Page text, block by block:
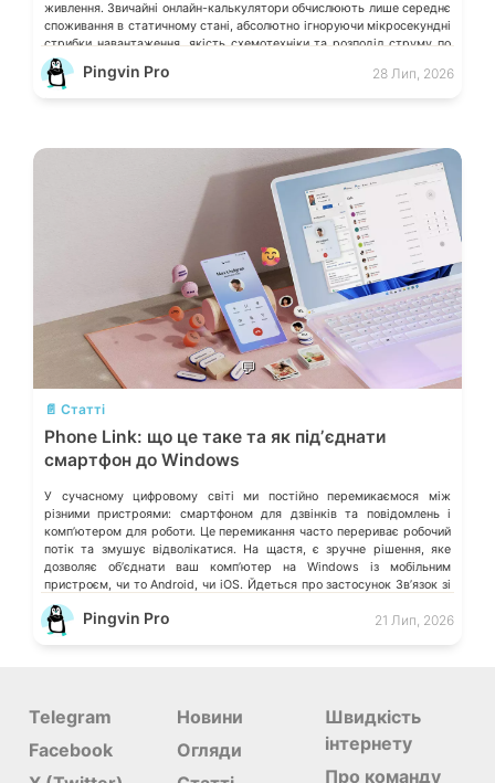
живлення. Звичайні онлайн-калькулятори обчислюють лише середнє
споживання в статичному стані, абсолютно ігноруючи мікросекундні
стрибки навантаження, якість схемотехніки та розподіл струму по
окремих лініях. Розберімо, які технічні параметри насправді
визначають надійність системи живлення та як правильно підібрати
Pingvin Pro 28 Лип, 2026
💬
📄 Статті
Phone Link: що це таке та як підʼєднати
смартфон до Windows
У сучасному цифровому світі ми постійно перемикаємося між
різними пристроями: смартфоном для дзвінків та повідомлень і
компʼютером для роботи. Це перемикання часто перериває робочий
потік та змушує відволікатися. На щастя, є зручне рішення, яке
дозволяє обʼєднати ваш компʼютер на Windows із мобільним
пристроєм, чи то Android, чи iOS. Йдеться про застосунок Звʼязок зі
смартфоном (Phone Link) від Microsoft, що перетворює ваш ПК на
своєрідний «міст» до функцій смартфона.
Pingvin Pro 21 Лип, 2026
Telegram
Facebook
Новини
Огляди
Швидкість
інтернету
Про команду